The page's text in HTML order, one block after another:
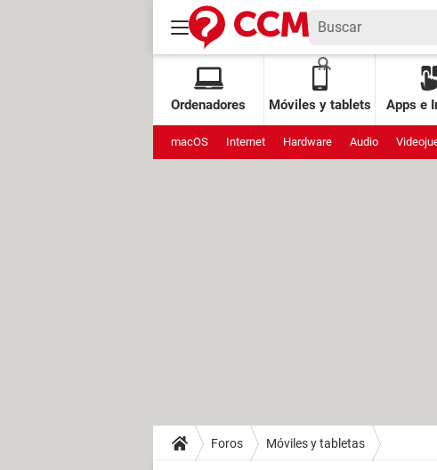
Ordenadores Móviles y tablets Apps e
macOS Internet Hardware Audio
Foros Móviles y tabletas